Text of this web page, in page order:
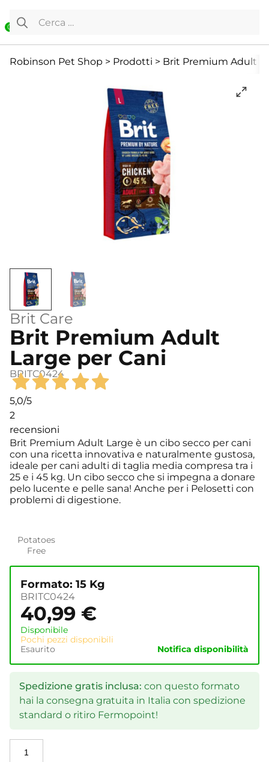
0
Ricerca per:
Robinson Pet Shop > Prodotti > Brit Premium Adult
Brit Care
Brit Premium Adult
Large per Cani
BRITC0424
5,0/5
2
recensioni
Brit Premium Adult Large è un cibo secco per cani
con una ricetta innovativa e naturalmente gustosa,
ideale per cani adulti di taglia media compresa tra i
25 e i 45 kg. Un cibo secco che si impegna a donare
pelo lucente e pelle sana! Anche per i Pelosetti con
problemi di digestione.
Potatoes
Free
Formato: 15 Kg
BRITC0424
40,99 €
Disponibile
Pochi pezzi disponibili
Esaurito
Notifica disponibilità
Spedizione gratis inclusa: con questo formato
hai la consegna gratuita in Italia con spedizione
standard o ritiro Fermopoint!